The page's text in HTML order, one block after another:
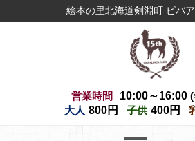
絵本の里北海道剣淵町 ビバ
営業時間 10:00～16:00
大人 800円 子供 400円